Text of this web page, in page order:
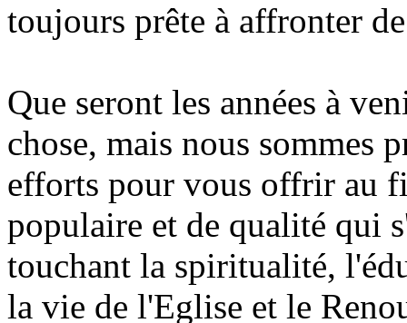
toujours prête à affronter
Que seront les années à
chose, mais nous sommes
efforts pour vous offrir au
populaire et de qualité qui
touchant la spiritualité,
la vie de l'Eglise et le